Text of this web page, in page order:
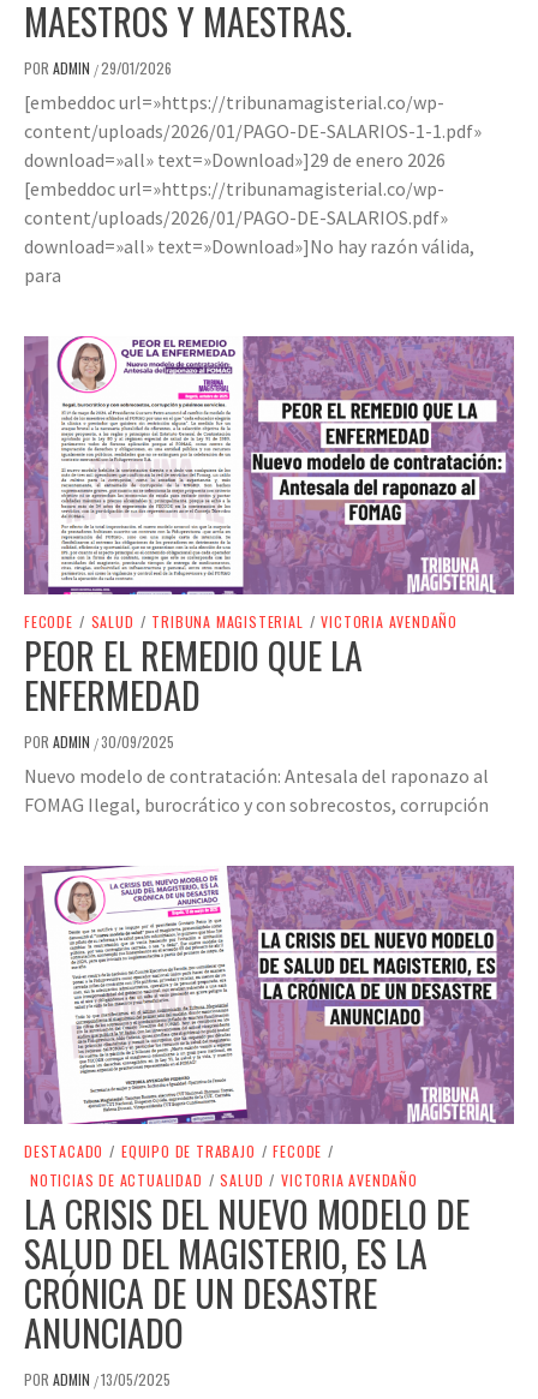
MAESTROS Y MAESTRAS.
POR ADMIN /29/01/2026
[embeddoc url=»https://tribunamagisterial.co/wp-
content/uploads/2026/01/PAGO-DE-SALARIOS-1-1.pdf»
download=»all» text=»Download»]29 de enero 2026
[embeddoc url=»https://tribunamagisterial.co/wp-
content/uploads/2026/01/PAGO-DE-SALARIOS.pdf»
download=»all» text=»Download»]No hay razón válida,
para
FECODE / SALUD / TRIBUNA MAGISTERIAL / VICTORIA AVENDAÑO
PEOR EL REMEDIO QUE LA
ENFERMEDAD
POR ADMIN /30/09/2025
Nuevo modelo de contratación: Antesala del raponazo al
FOMAG Ilegal, burocrático y con sobrecostos, corrupción
DESTACADO / EQUIPO DE TRABAJO / FECODE /
NOTICIAS DE ACTUALIDAD / SALUD / VICTORIA AVENDAÑO
LA CRISIS DEL NUEVO MODELO DE
SALUD DEL MAGISTERIO, ES LA
CRÓNICA DE UN DESASTRE
ANUNCIADO
POR ADMIN /13/05/2025